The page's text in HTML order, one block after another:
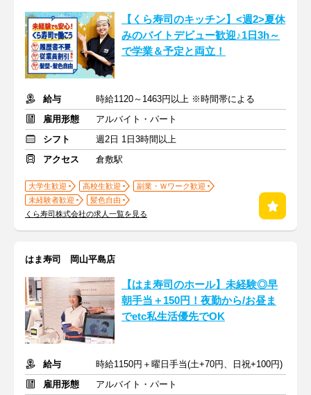
【くら寿司のキッチン】<週2>夏休
みのバイトデビュー歓迎♪1日3h～
で学業＆予定と両立！
給与
時給1120～1463円以上 ※時間帯による
雇用形態
アルバイト・パート
シフト
週2日 1日3時間以上
アクセス
倉敷駅
大学生歓迎 高校生歓迎
副業・Ｗワーク歓迎
未経験者歓迎
髪色自由
くら寿司株式会社の求人一覧を見る
はま寿司 岡山平島店
【はま寿司のホール】未経験◎早
朝手当＋150円！夜勤から/お昼ま
でetc私生活優先でOK
給与
時給1150円＋曜日手当(土+70円、日祝+100円)
雇用形態
アルバイト・パート